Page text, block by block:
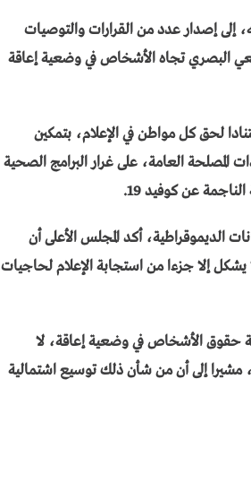
إلى إصدار عدد من القرارات والتوصيات
البصري تجاه الأشخاص في وضعية إعاقة
لحق كل مواطن في الإعلام، بتمكين
المصلحة العامة، على غرار البرامج الصحية
عن كوفيد 19.
الديموقراطية، أكد المجلس الأعلى أن
إلا جزءا من استجابة الإعلام لحاجيات
حقوق الأشخاص في وضعية إعاقة، لا
مشيرا إلى أن من شأن ذلك توسيع اشتمالية